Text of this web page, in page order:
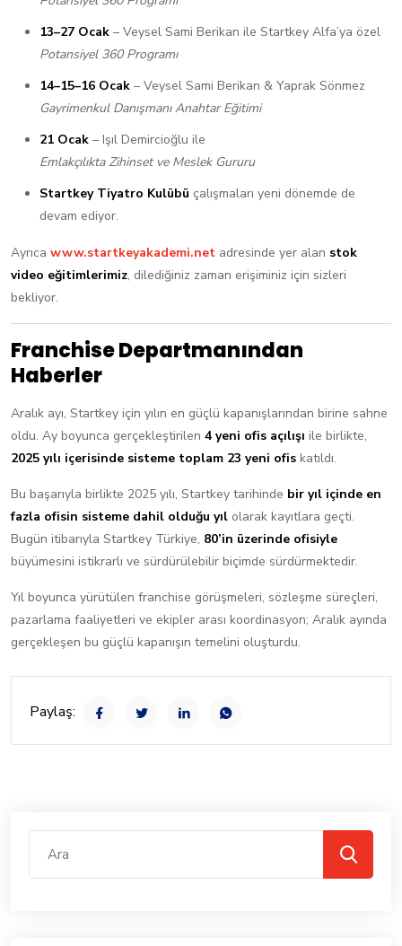
13–27 Ocak – Veysel Sami Berikan ile Startkey Alfa’ya özel
Potansiyel 360 Programı
14–15–16 Ocak – Veysel Sami Berikan & Yaprak Sönmez
Gayrimenkul Danışmanı Anahtar Eğitimi
21 Ocak – Işıl Demircioğlu ile
Emlakçılıkta Zihinset ve Meslek Gururu
Startkey Tiyatro Kulübü çalışmaları yeni dönemde de
devam ediyor.
Ayrıca www.startkeyakademi.net adresinde yer alan stok
video eğitimlerimiz, dilediğiniz zaman erişiminiz için sizleri
bekliyor.
Franchise Departmanından
Haberler
Aralık ayı, Startkey için yılın en güçlü kapanışlarından birine sahne
oldu. Ay boyunca gerçekleştirilen 4 yeni ofis açılışı ile birlikte,
2025 yılı içerisinde sisteme toplam 23 yeni ofis katıldı.
Bu başarıyla birlikte 2025 yılı, Startkey tarihinde bir yıl içinde en
fazla ofisin sisteme dahil olduğu yıl olarak kayıtlara geçti.
Bugün itibarıyla Startkey Türkiye, 80’in üzerinde ofisiyle
büyümesini istikrarlı ve sürdürülebilir biçimde sürdürmektedir.
Yıl boyunca yürütülen franchise görüşmeleri, sözleşme süreçleri,
pazarlama faaliyetleri ve ekipler arası koordinasyon; Aralık ayında
gerçekleşen bu güçlü kapanışın temelini oluşturdu.
Paylaş: